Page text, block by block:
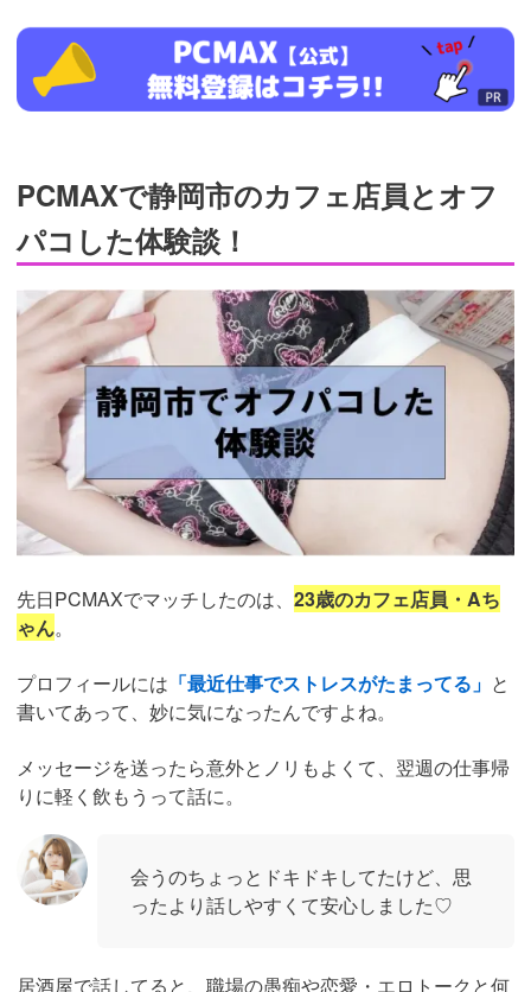
https://pcmax.jp/lp/?
ad_id=rm327007
PCMAXで静岡市のカフェ店員とオフ
パコした体験談！
先日PCMAXでマッチしたのは、 23歳のカフェ店員・Aち
ゃん。
プロフィールには 「最近仕事でストレスがたまってる」 と
書いてあって、妙に気になったんですよね。
メッセージを送ったら意外とノリもよくて、翌週の仕事帰
りに軽く飲もうって話に。
会うのちょっとドキドキしてたけど、思
ったより話しやすくて安心しました♡
居酒屋で話してると、職場の愚痴や恋愛・エロトークと何